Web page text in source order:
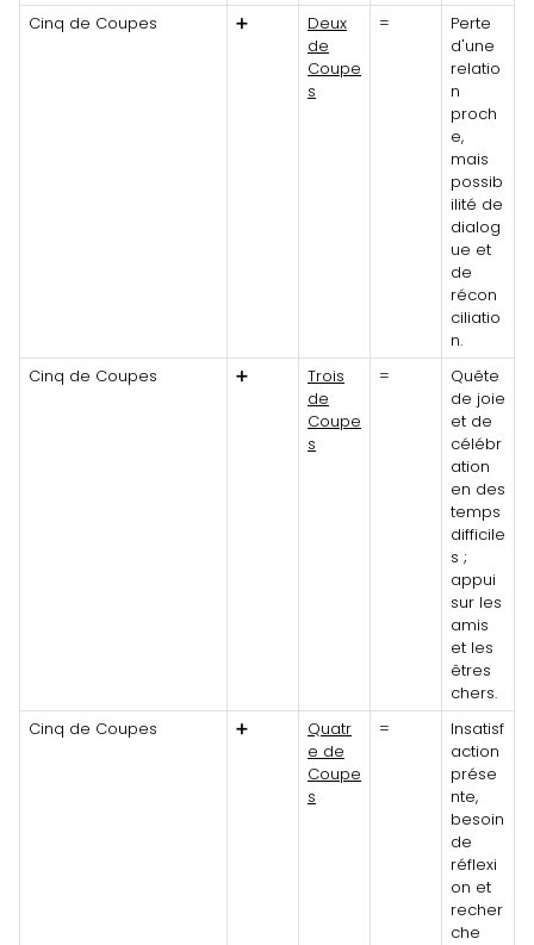
Cinq de Coupes
➕
Deux
de
Coupe
s
=
Perte
d'une
relatio
n
proch
e,
mais
possib
ilité de
dialog
ue et
de
récon
ciliatio
n.
Cinq de Coupes
➕
Trois
de
Coupe
s
=
Quête
de joie
et de
célébr
ation
en des
temps
difficile
s ;
appui
sur les
amis
et les
êtres
chers.
Cinq de Coupes
➕
Quatr
e de
Coupe
s
=
Insatisf
action
prése
nte,
besoin
de
réflexi
on et
recher
che